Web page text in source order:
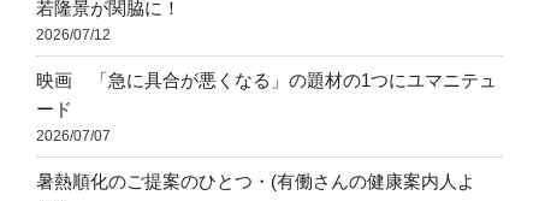
若隆景が関脇に！
2026/07/12
映画 「急に具合が悪くなる」の題材の1つにユマニテュ
ード
2026/07/07
暑熱順化のご提案のひとつ・(有働さんの健康案内人よ